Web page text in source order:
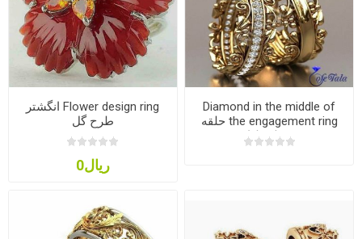
Diamond in the middle of
the engagement ring حلقه
وسط برلیان
Flower design ring انگشتر
طرح گل
ریال0